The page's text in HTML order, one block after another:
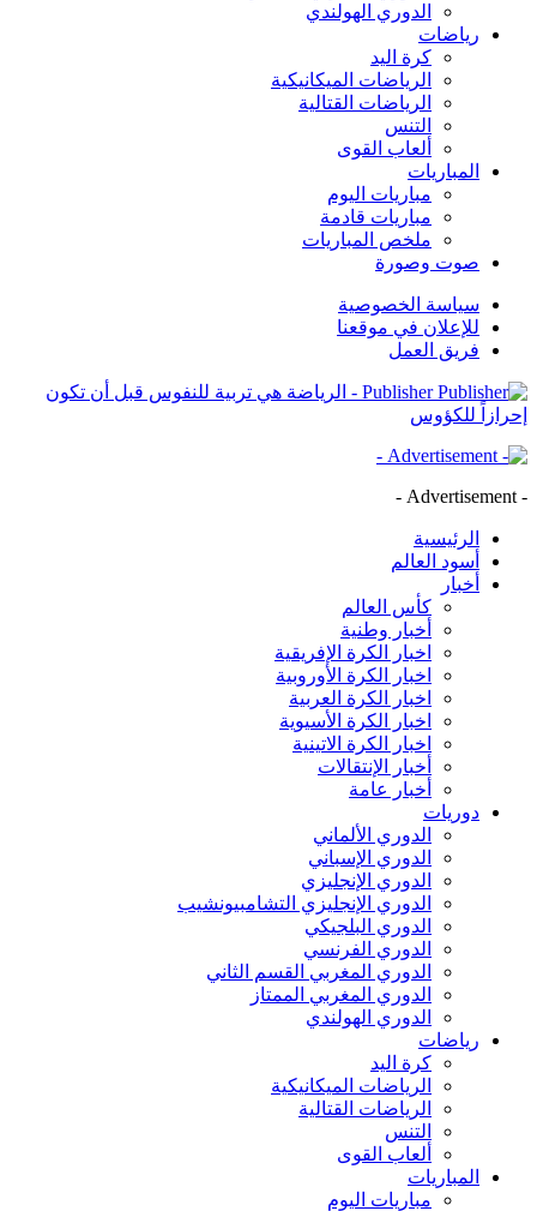
الدوري الهولندي
رياضات
كرة اليد
الرياضات الميكانيكية
الرياضات القتالية
التنس
ألعاب القوى
المباريات
مباريات اليوم
مباريات قادمة
ملخص المباريات
صوت وصورة
سياسة الخصوصية
للإعلان في موقعنا
فريق العمل
Publisher - الرياضة هي تربية للنفوس قبل أن تكون
إحرازاً للكؤوس
- Advertisement -
الرئيسية
أسود العالم
أخبار
كأس العالم
أخبار وطنية
اخبار الكرة الإفريقية
اخبار الكرة الأوروبية
اخبار الكرة العربية
اخبار الكرة الأسيوية
اخبار الكرة الاتينية
أخبار الإنتقالات
أخبار عامة
دوريات
الدوري الألماني
الدوري الإسباني
الدوري الإنجليزي
الدوري الإنجليزي التشامبيونشيب
الدوري البلجيكي
الدوري الفرنسي
الدوري المغربي القسم الثاني
الدوري المغربي الممتاز
الدوري الهولندي
رياضات
كرة اليد
الرياضات الميكانيكية
الرياضات القتالية
التنس
ألعاب القوى
المباريات
مباريات اليوم